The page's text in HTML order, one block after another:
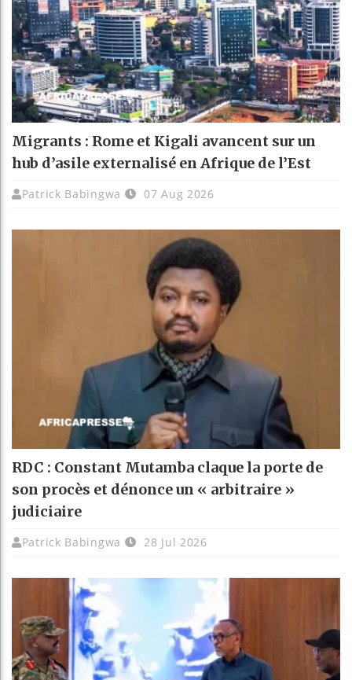
Migrants : Rome et Kigali avancent sur un
hub d’asile externalisé en Afrique de l’Est
Patrick Babingwa 07 Aug 2026
RDC : Constant Mutamba claque la porte de
son procès et dénonce un « arbitraire »
judiciaire
Patrick Babingwa 28 Jul 2026